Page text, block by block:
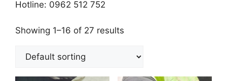
Hotline: 0962 512 752
Showing 1–16 of 27 results